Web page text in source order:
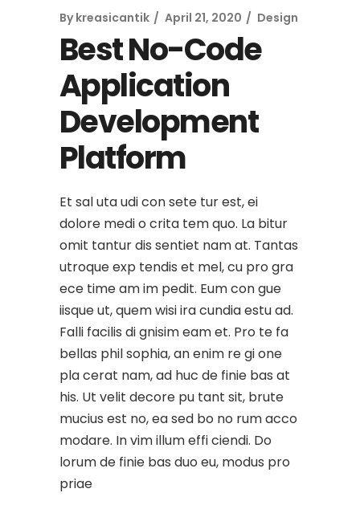
By kreasicantik April 21, 2020 Design
Best No-Code
Application
Development
Platform
Et sal uta udi con sete tur est, ei
dolore medi o crita tem quo. La bitur
omit tantur dis sentiet nam at. Tantas
utroque exp tendis et mel, cu pro gra
ece time am im pedit. Eum con gue
iisque ut, quem wisi ira cundia estu ad.
Falli facilis di gnisim eam et. Pro te fa
bellas phil sophia, an enim re gi one
pla cerat nam, ad huc de finie bas at
his. Ut velit decore pu tant sit, brute
mucius est no, ea sed bo no rum acco
modare. In vim illum effi ciendi. Do
lorum de finie bas duo eu, modus pro
priae